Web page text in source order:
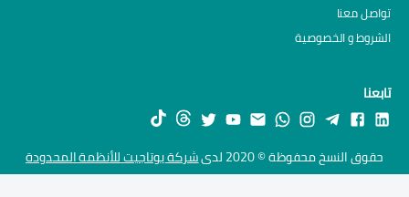
تواصل معنا
الشروط و الخصوصية
تابعنا
حقوق النسخ محفوظة © 2020 لدى شركة يوتاجيت للأنظمة المحدودة